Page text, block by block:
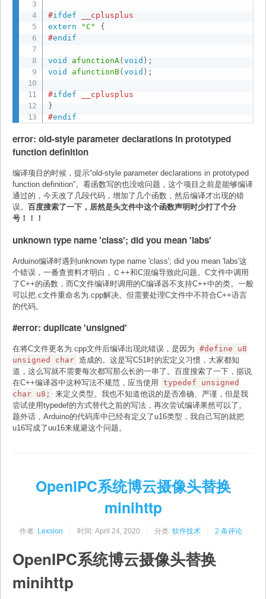
#ifdef __cplusplus
extern
"C"
{
#endif
void afunctionA(void ) ;
void
afunctionB(void ) ;
#ifdef __cplusplus
}
#endif
error: old-style parameter declarations in prototyped
function definition
编译项目的时候，提示“old-style parameter declarations in prototyped
function definition”。看函数写的也没啥问题，这个项目之前是能够编译
通过的，今天改了几段代码，增加了几个函数，然后编译才出现的错
误。 百度搜索了一下，居然是头文件中这个函数声明时少打了个分
号！！！
unknown type name 'class'; did you mean 'labs'
Arduino编译时遇到unknown type name 'class'; did you mean 'labs'这
个错误，一番查资料才明白，Ｃ++和C混编导致此问题。C文件中调用
了C++的函数，而C文件编译时调用的C编译器不支持C++中的类。一般
可以把.c文件重命名为.cpp解决。但需要处理C文件中不符合C++语言
的代码。
#error: duplicate 'unsigned'
在将C文件更名为.cpp文件后编译出现此错误，是因为 #define u8
unsigned char 造成的。这是写C51时的宏定义习惯，大家都知
道，这么写就不需要每次都写那么长的一串了。百度搜索了一下，据说
在C++编译器中这种写法不规范，应当使用
typedef unsigned
char u8;
来定义类型。我也不知道他说的是否准确、严谨，但是我
尝试使用typedef的方式替代之前的写法，再次尝试编译果然可以了。
题外话，Arduino的代码库中已经有定义了u16类型，我自己写的就把
u16写成了uu16来规避这个问题。
OpenIPC系统博云摄像头替换
minihttp
作者: Lexsion 时间: April 24, 2020 分类: 软件技术 2 条评论
OpenIPC系统博云摄像头替换
minihttp